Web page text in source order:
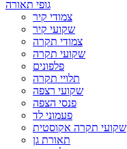
גופי תאורה
צמודי קיר
שקועי קיר
צמודי תקרה
שקועי תקרה
פלפונים
תלויי תקרה
שקועי רצפה
פנסי הצפה
פעמוני לד
שקועי תקרה אקוסטית
תאורת גן